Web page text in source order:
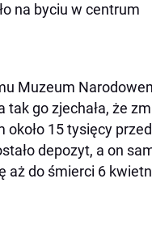
na byciu w centrum
Muzeum
go zjechała, że
około 15 tysięcy
depozyt, a on
aż do śmierci 6